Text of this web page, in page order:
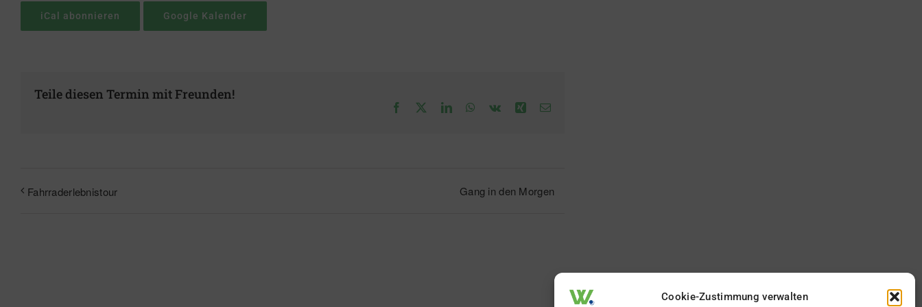
Cookie-Zustimmung verwalten
iCal abonnieren Google Kalender
Teile diesen Termin mit Freunden!
Facebook LinkedInWhatsApp
Vk XingE-
Fahrraderlebnistour Gang in den Morgen